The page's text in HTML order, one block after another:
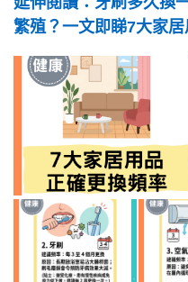
繁殖？一文即睇7大家